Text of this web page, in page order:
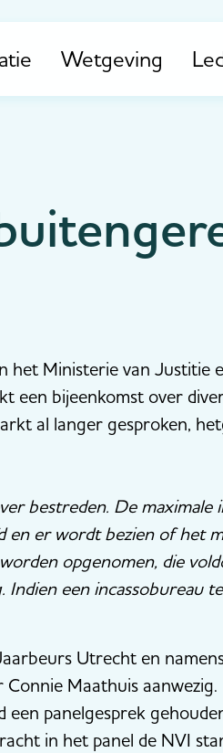
Wetgeving
het Ministerie van Justitie
een bijeenkomst over
al langer gesproken,
bestreden. De
en er wordt bezien of het
opgenomen, die
een incassobureau
Utrecht en
Maathuis
panelgesprek
in het panel de NVI